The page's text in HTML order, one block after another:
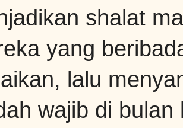
shalat
yang
lalu
wajib di